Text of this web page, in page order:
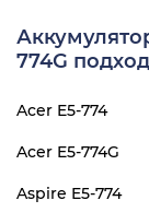
774G
Acer E5-774
Acer E5-774G
Aspire E5-774